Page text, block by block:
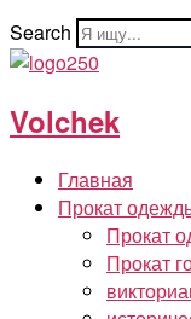
Search
Volchek
Главная
Прокат
Прокат
Прокат